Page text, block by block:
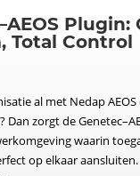
Plugin:
Total Control
al met Nedap AEOS
Dan zorgt de
waarin
op elkaar aansluiten.